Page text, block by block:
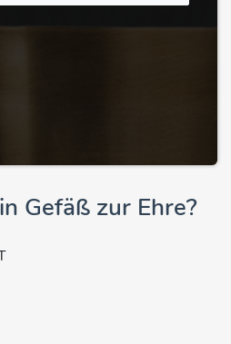
Gefäß zur Ehre?